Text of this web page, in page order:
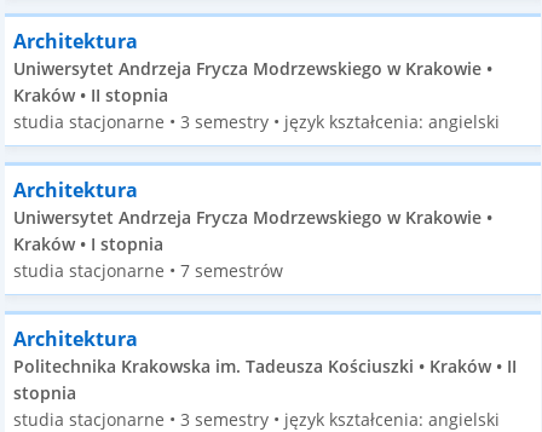
Architektura
Uniwersytet Andrzeja Frycza Modrzewskiego w Krakowie •
Kraków • II stopnia
studia stacjonarne • 3 semestry • język kształcenia: angielski
Architektura
Uniwersytet Andrzeja Frycza Modrzewskiego w Krakowie •
Kraków • I stopnia
studia stacjonarne • 7 semestrów
Architektura
Politechnika Krakowska im. Tadeusza Kościuszki • Kraków • II
stopnia
studia stacjonarne • 3 semestry • język kształcenia: angielski